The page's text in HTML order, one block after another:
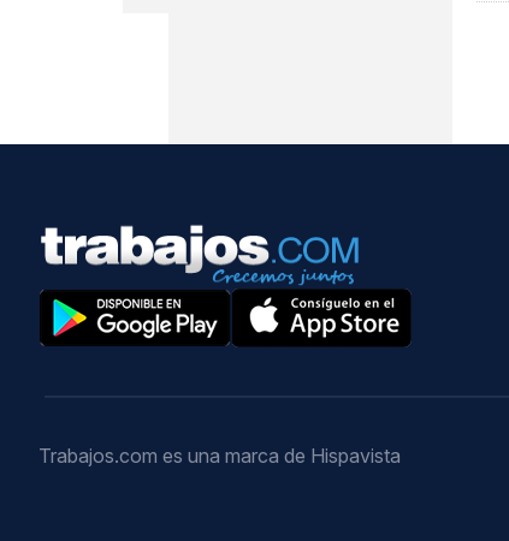
Trabajos.com es una marca de Hispavista